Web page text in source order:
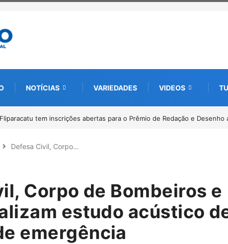
NOTÍCIAS VARIEDADES VIDEOS
para o Prêmio de Redação e Desenho até o dia 14 de agosto
Defesa Civil, Corpo…
Corpo de Bombeiros e
estudo acústico
emergência